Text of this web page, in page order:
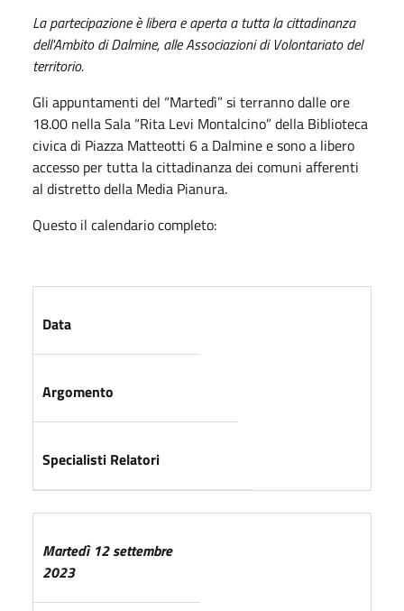
La partecipazione è libera e aperta a tutta la cittadinanza
dell'Ambito di Dalmine, alle Associazioni di Volontariato del
territorio.
Gli appuntamenti del “Martedì” si terranno dalle ore
18.00 nella Sala “Rita Levi Montalcino” della Biblioteca
civica di Piazza Matteotti 6 a Dalmine e sono a libero
accesso per tutta la cittadinanza dei comuni afferenti
al distretto della Media Pianura.
Questo il calendario completo:
Data
Argomento
Specialisti Relatori
Martedì 12 settembre
2023